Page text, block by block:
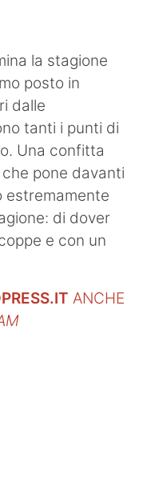
la stagione
posto in
dalle
tanti i punti di
Una confitta
pone davanti
estremamente
di dover
e con un
ANCHE